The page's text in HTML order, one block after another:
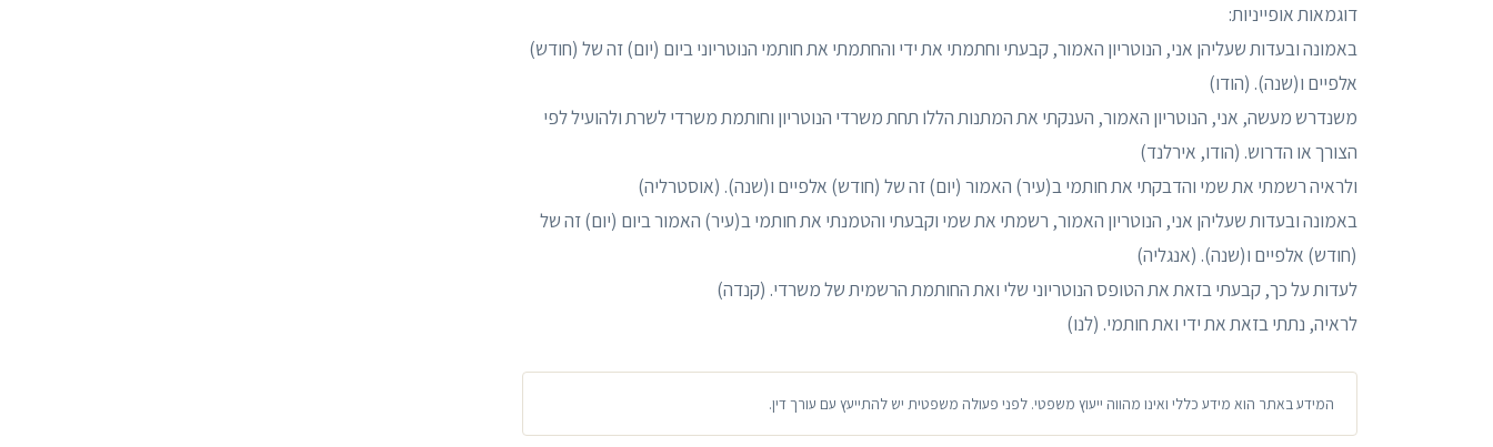
דוגמאות אופייניות:
באמונה ובעדות שעליהן אני, הנוטריון האמור, קבעתי וחתמתי את ידי והחתמתי את חותמי הנוטריוני ביום (יום) זה של (חודש)
אלפיים ו(שנה). (הודו)
משנדרש מעשה, אני, הנוטריון האמור, הענקתי את המתנות הללו תחת משרדי הנוטריון וחותמת משרדי לשרת ולהועיל לפי
הצורך או הדרוש. (הודו, אירלנד)
ולראיה רשמתי את שמי והדבקתי את חותמי ב(עיר) האמור (יום) זה של (חודש) אלפיים ו(שנה). (אוסטרליה)
באמונה ובעדות שעליהן אני, הנוטריון האמור, רשמתי את שמי וקבעתי והטמנתי את חותמי ב(עיר) האמור ביום (יום) זה של
(חודש) אלפיים ו(שנה). (אנגליה)
לעדות על כך, קבעתי בזאת את הטופס הנוטריוני שלי ואת החותמת הרשמית של משרדי. (קנדה)
לראיה, נתתי בזאת את ידי ואת חותמי. (לנו)
המידע באתר הוא מידע כללי ואינו מהווה ייעוץ משפטי. לפני פעולה משפטית יש להתייעץ עם עורך דין.